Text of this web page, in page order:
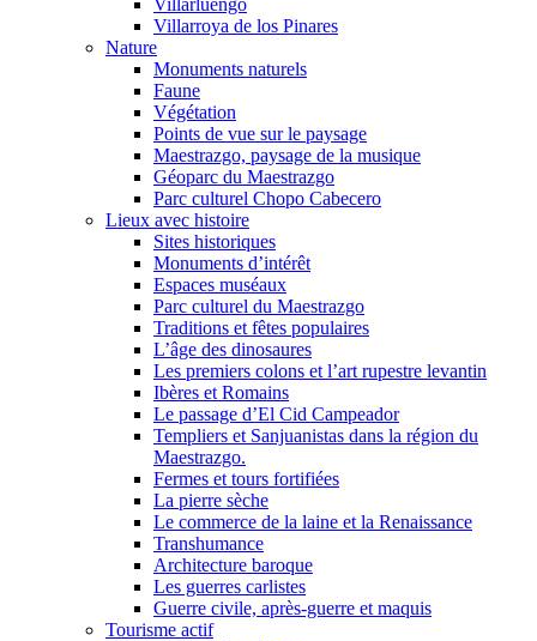
Villarluengo
Villarroya de los Pinares
Nature
Monuments naturels
Faune
Végétation
Points de vue sur le paysage
Maestrazgo, paysage de la musique
Géoparc du Maestrazgo
Parc culturel Chopo Cabecero
Lieux avec histoire
Sites historiques
Monuments d’intérêt
Espaces muséaux
Parc culturel du Maestrazgo
Traditions et fêtes populaires
L’âge des dinosaures
Les premiers colons et l’art rupestre levantin
Ibères et Romains
Le passage d’El Cid Campeador
Templiers et Sanjuanistas dans la région du
Maestrazgo.
Fermes et tours fortifiées
La pierre sèche
Le commerce de la laine et la Renaissance
Transhumance
Architecture baroque
Les guerres carlistes
Guerre civile, après-guerre et maquis
Tourisme actif